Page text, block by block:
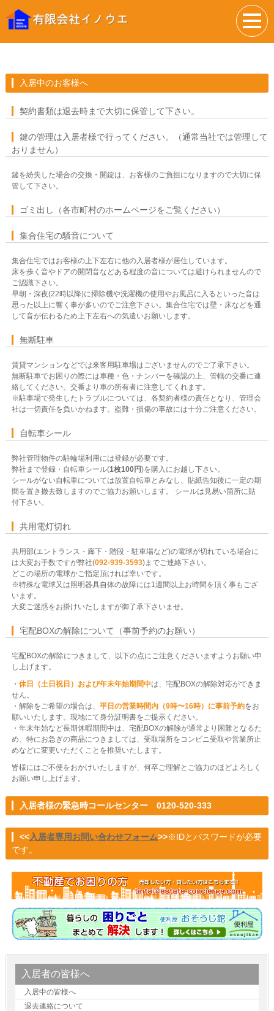
入居中のお客様へ
契約書類は退去時まで大切に保管して下さい。
鍵の管理は入居者様で行ってください。（通常当社では管理して
おりません）
鍵を紛失した場合の交換・開錠は、お客様のご負担になりますので大切に保
管して下さい。
ゴミ出し（各市町村のホームページをご覧ください）
集合住宅の騒音について
集合住宅ではお客様の上下左右に他の入居者様が居住しています。
床を歩く音やドアの開閉音などある程度の音については避けられませんので
ご認識下さい。
早朝・深夜(22時以降)に掃除機や洗濯機の使用やお風呂に入るといった音は
思った以上に響く事が多いのでご注意下さい。集合住宅では壁・床などを通
して音が伝わるため上下左右への気遣いお願いします。
無断駐車
賃貸マンションなどでは来客用駐車場はございませんのでご了承下さい。
無断駐車でお困りの際には車種・色・ナンバーを確認の上、管轄の交番に連
絡してください。交番より車の所有者に注意してくれます。
※駐車場で発生したトラブルについては、各契約者様の責任となり、管理会
社は一切責任を負いかねます。盗難・損傷の事故には十分ご注意ください。
自転車シール
弊社管理物件の駐輪場利用には登録が必要です。
弊社まで登録・自転車シール(1枚100円)を購入にお越し下さい。
シールがない自転車については放置自転車とみなし、貼紙告知後に一定の期
間を置き撤去致しますのでご協力お願いします。 シールは見易い箇所に貼
付下さい。
共用電灯切れ
共用部(エントランス・廊下・階段・駐車場など)の電球が切れている場合に
は大変お手数ですが弊社(092-939-3593)までご連絡下さい。
どこの場所の電球かご指定頂ければ幸いです。
※特殊な電球又は照明器具自体の故障には1週間以上お時間を頂く事もござ
います。
大変ご迷惑をお掛けいたしますが御了承下さいませ。
宅配BOXの解除について（事前予約のお願い）
宅配BOXの解除につきまして、以下の点にご注意くださいますようお願い申
し上げます。
・ 休日（土日祝日）および年末年始期間中は、宅配BOXの解除対応ができま
せん。
・解除をご希望の場合は、 平日の営業時間内（9時〜16時）に事前予約をお
願いいたします。現地にて身分証明書をご提示ください。
・年末年始など長期休暇期間中は、宅配BOXの解除が通常より困難となるた
め、特にお急ぎの商品につきましては、受取場所をコンビニ受取や営業所止
めなどに変更いただくことを推奨いたします。
皆様にはご不便をおかけいたしますが、何卒ご理解とご協力のほどよろしく
お願い申し上げます。
入居者様の緊急時コールセンター 0120-520-333
<<入居者専用お問い合わせフォーム>>※IDとパスワードが必要
です。
入居者の皆様へ
入居中の皆様へ
退去連絡について